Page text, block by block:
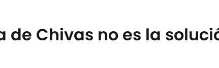
de Chivas no es la